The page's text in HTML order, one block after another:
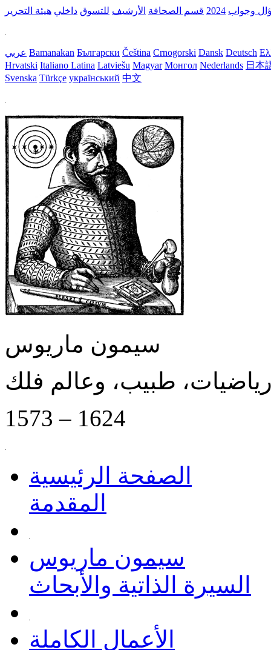
وجواب 2024 قسم الصحافة الأرشيف للتسوق داخلي هيئة التحرير
عربي Bamanakan Български Čeština Crnogorski Dansk Deutsch
Hrvatski Italiano Latina Latviešu Magyar Монгол Nederlands 日本
Svenska Türkçe український 中文
سيمون ماريوس
طبيب، وعالم فلك
1573 – 1624
الصفحة الرئيسية
المقدمة
سيمون ماريوس
السيرة الذاتية والأبحاث
الأعمال الكاملة